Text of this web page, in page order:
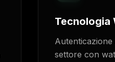
Tecnologia
settore con